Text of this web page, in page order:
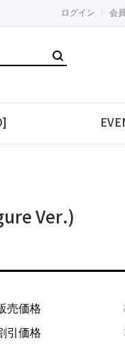
ログイン 会
Ver.)
売価格
引価格